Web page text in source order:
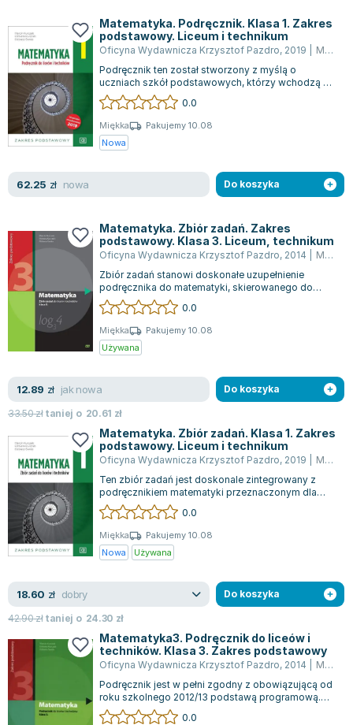
Książki o naukach politycznych dla studentów
Książki do nauk przyrodniczych dla studentów
Książki do nauk społecznych dla studentów
Książki do nauk ścisłych dla studentów
Prawo - książki dla studentów
Technologia żywności - książki
Zarządzanie i marketing - książki
Podręczniki dla nauczycieli - metodyka
Bolesław Prus
Clive Cussler
Wanda Chotomska
Józef Ignacy Kraszewski
Clive Staples Lewis
Martyna Wojciechowska
Melissa De la Cruz
Jaś Kapela
Witold Gadowski
Jan Pietrzak
Marcin Kowalczyk
Piotr Zychowicz
Joanna Jabłczyńska
Piotr Kościelny
Jan Piński
Agata Passent
Michel Moran
Maciej Orłoś
Jo Nesbo
Katarzyna Miller
Antoine de Saint Exupery
Lew Tołstoj
Mark Twain
Marcin Meller
ks. Piotr Pawlukiewicz
Jarosław Sokołowski
Piotr Latocha
Michael Scott
Piotr Semka
Jarosław Iwaszkiewicz
Joseph Murphy
Matematyka. Podręcznik. Klasa 1. Zakres
podstawowy. Liceum i technikum
Oficyna Wydawnicza Krzysztof Pazdro, 2019
Marcin Kurczab
Podręcznik ten został stworzony z myślą o
uczniach szkół podstawowych, którzy wchodzą na
kolejny etap edukacji, jakim są 4-letnie...
0.0
Miękka
Pakujemy 10.08
Nowa
62.25 zł nowa Do koszyka
Matematyka. Zbiór zadań. Zakres
podstawowy. Klasa 3. Liceum, technikum
Oficyna Wydawnicza Krzysztof Pazdro, 2014
Marcin Kurczab
Zbiór zadań stanowi doskonałe uzupełnienie
podręcznika do matematyki, skierowanego do
uczniów liceów i techników zgodnie z najnows...
0.0
Miękka
Pakujemy 10.08
Używana
12.89 zł jak nowa
33.50złtaniej o 20.61 zł
Do koszyka
Matematyka. Zbiór zadań. Klasa 1. Zakres
podstawowy. Liceum i technikum
Oficyna Wydawnicza Krzysztof Pazdro, 2019
Marcin Kurczab
Ten zbiór zadań jest doskonale zintegrowany z
podręcznikiem matematyki przeznaczonym dla
nowych 4-letnich liceów i 5-letnich techn...
0.0
Miękka
Pakujemy 10.08
Nowa
Używana
18.60 zł dobry
42.90złtaniej o 24.30 zł
Do koszyka
Matematyka3. Podręcznik do liceów i
techników. Klasa 3. Zakres podstawowy
Oficyna Wydawnicza Krzysztof Pazdro, 2014
Marcin Kurczab
Podręcznik jest w pełni zgodny z obowiązującą od
roku szkolnego 2012/13 podstawą programową.
Zawiera szczegółowe omówienie tematów...
0.0